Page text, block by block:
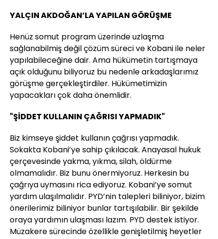
YALÇIN AKDOĞAN’LA YAPILAN GÖRÜŞME
Henüz somut program üzerinde uzlaşma
sağlanabilmiş değil çözüm süreci ve Kobani ile neler
yapılabileceğine dair. Ama hükümetin tartışmaya
açık olduğunu biliyoruz bu nedenle arkadaşlarımız
görüşme gerçekleştirdiler. Hükümetimizin
yapacakları çok daha önemlidir.
"ŞİDDET KULLANIN ÇAĞRISI YAPMADIK"
Biz kimseye şiddet kullanın çağrısı yapmadık.
Sokakta Kobani’ye sahip çıkılacak. Anayasal hukuk
çerçevesinde yakma, yıkma, silah, öldürme
olmamalıdır. Biz bunu önermiyoruz. Herkesin bu
çağrıya uymasını rica ediyoruz. Kobani’ye somut
yardım ulaşılmalıdır. PYD’nin talepleri biliniyor, bizim
önerilerimiz biliniyor bunlar tartışılabilir. Bir şekilde
oraya yardımın ulaşması lazım. PYD destek istiyor.
Müzakere sürecinde özellikle genişletilmiş heyetler